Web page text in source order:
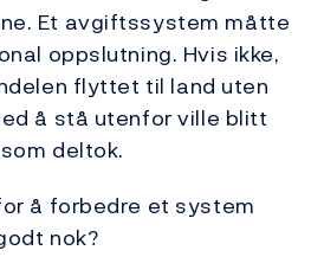
Et avgiftssystem måtte
oppslutning. Hvis ikke,
flyttet til land uten
å stå utenfor ville blitt
deltok.
å forbedre et system
nok?